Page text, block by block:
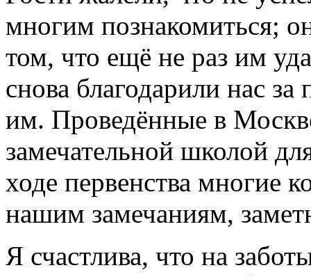
многим познакомиться;
том, что ещё не раз им
снова благодарили нас
им. Проведённые в
замечательной школой
ходе первенства многие
нашим замечаниям,
Я счастлива, что на